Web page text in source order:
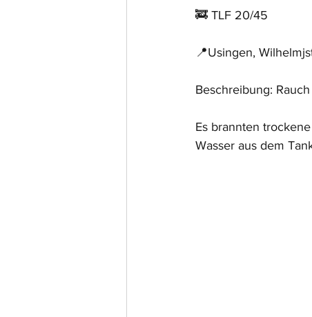
🚒 TLF 20/45
📍Usingen,
Beschreibung:
Es brannten
Wasser aus dem